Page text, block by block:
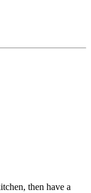
then have a